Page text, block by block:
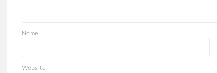
Name
Website